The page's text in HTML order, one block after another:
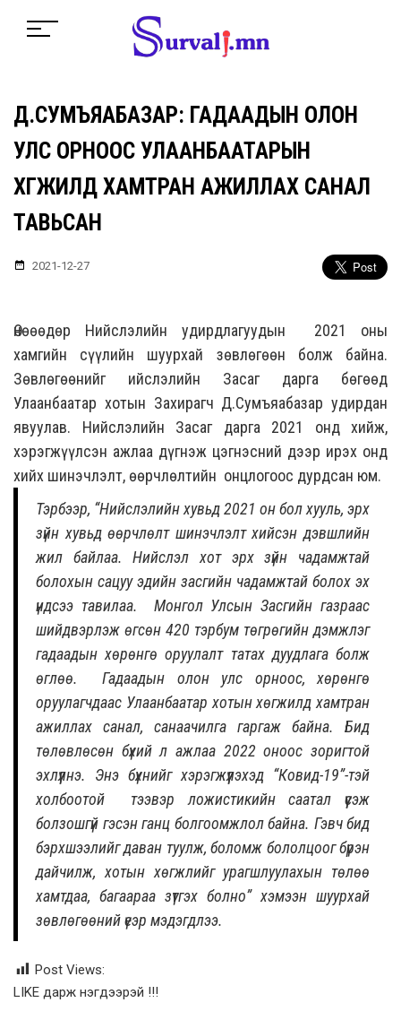
Д.СУМЪЯАБАЗАР: ГАДААДЫН ОЛОН
УЛС ОРНООС УЛААНБААТАРЫН
ХӨГЖИЛД ХАМТРАН АЖИЛЛАХ САНАЛ
ТАВЬСАН
2021-12-27
Өнөөөдөр Нийслэлийн удирдлагуудын 2021 оны
хамгийн сүүлийн шуурхай зөвлөгөөн болж байна.
Зөвлөгөөнийг ийслэлийн Засаг дарга бөгөөд
Улаанбаатар хотын Захирагч Д.Сумъяабазар удирдан
явуулав. Нийслэлийн Засаг дарга 2021 онд хийж,
хэрэгжүүлсэн ажлаа дүгнэж цэгнэсний дээр ирэх онд
хийх шинэчлэлт, өөрчлөлтийн онцлогоос дурдсан юм.
Тэрбээр, “Нийслэлийн хувьд 2021 он бол хууль, эрх
зүйн хувьд өөрчлөлт шинэчлэлт хийсэн дэвшлийн
жил байлаа. Нийслэл хот эрх зүйн чадамжтай
болохын сацуу эдийн засгийн чадамжтай болох эх
үндсээ тавилаа. Монгол Улсын Засгийн газраас
шийдвэрлэж өгсөн 420 тэрбум төгрөгийн дэмжлэг
гадаадын хөрөнгө оруулалт татах дуудлага болж
өглөө. Гадаадын олон улс орноос, хөрөнгө
оруулагчдаас Улаанбаатар хотын хөгжилд хамтран
ажиллах санал, санаачилга гаргаж байна. Бид
төлөвлөсөн бүхий л ажлаа 2022 оноос зоригтой
эхлүүлнэ. Энэ бүхнийг хэрэгжүүлэхэд “Ковид-19”-тэй
холбоотой тээвэр ложистикийн саатал үүсэж
болзошгүй гэсэн ганц болгоомжлол байна. Гэвч бид
бэрхшээлийг даван туулж, боломж бололцоог бүрэн
дайчилж, хотын хөгжлийг урагшлуулахын төлөө
хамтдаа, багаараа зүтгэх болно” хэмээн шуурхай
зөвлөгөөний үеэр мэдэгдлээ.
Post Views:
LIKE дарж нэгдээрэй !!!